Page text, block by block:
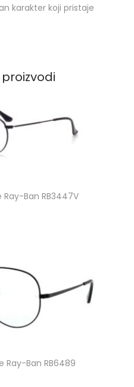
karakter koji pristaje
Ban RB3447V
Ray-Ban RB6489